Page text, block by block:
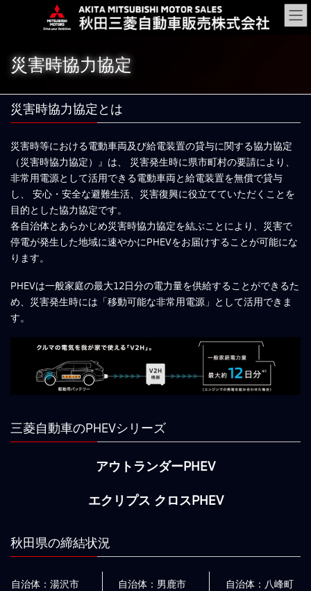
移
ン
災害時協力協定
災害時協力協定とは
災害時等における電動車両及び給電装置の貸与に関する協力協定
（災害時協力協定）』は、 災害発生時に県市町村の要請により、
非常用電源として活用できる電動車両と給電装置を無償で貸与
し、 安心・安全な避難生活、災害復興に役立てていただくことを
目的とした協力協定です。
各自治体とあらかじめ災害時協力協定を結ぶことにより、災害で
停電が発生した地域に速やかにPHEVをお届けすることが可能にな
ります。
PHEVは一般家庭の最大12日分の電力量を供給することができるた
め、災害発生時には「移動可能な非常用電源」として活用できま
す。
三菱自動車のPHEVシリーズ
アウトランダーPHEV
エクリプス クロスPHEV
秋田県の締結状況
自治体：湯沢市
自治体：男鹿市
自治体：八峰町